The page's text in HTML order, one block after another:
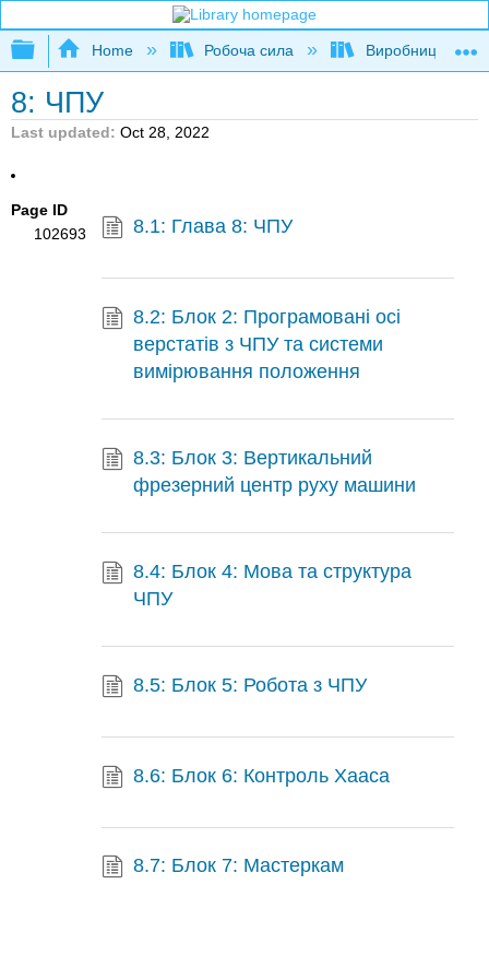
Expand/collapse global hierarchy
Home Робоча сила Виробництво
8: ЧПУ
Last updated Oct 28, 2022
Page ID
102693
8.1: Глава 8: ЧПУ
8.2: Блок 2: Програмовані осі
верстатів з ЧПУ та системи
вимірювання положення
8.3: Блок 3: Вертикальний
фрезерний центр руху машини
8.4: Блок 4: Мова та структура
ЧПУ
8.5: Блок 5: Робота з ЧПУ
8.6: Блок 6: Контроль Хааса
8.7: Блок 7: Мастеркам